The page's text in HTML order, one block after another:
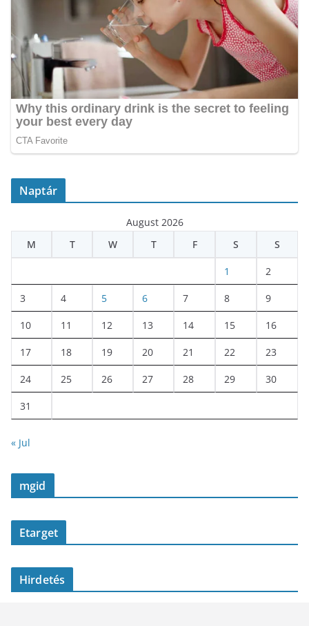
Naptár
August 2026
M
T W T F S S
1 2
3 4 5 6 7 8 9
10 11 12 13 14 15 16
17 18 19 20 21 22 23
24 25 26 27 28 29 30
31
« Jul
mgid
Etarget
Hirdetés